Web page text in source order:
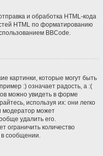
и обработка HTML-кода
HTML по форматированию
BBCode.
картинки, которые могут быть
:) означает радость, а :(
можно увидеть в форме
используя их: они легко
модератор может
удалить его.
ограничить количество
в сообщении.